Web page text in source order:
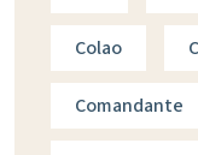
Colao
Comandante